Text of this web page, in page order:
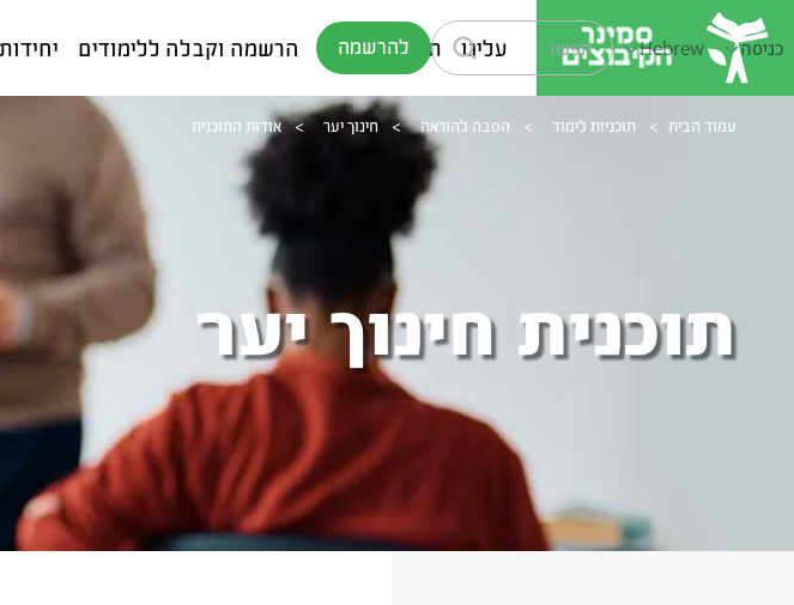
עלינו תוכניות לימוד הרשמה וקבלה ללימודים כניסה Hebrew להרשמה
עמוד הבית > תוכניות לימוד > הסבה להוראה > חינוך יער > אודות התוכנית
תוכנית חינוך יער